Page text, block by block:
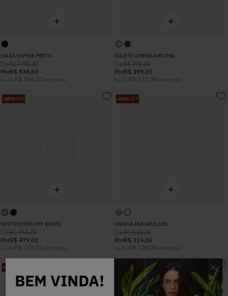
BEM VINDA!
CALÇA SOPHIE PRETO
DeR$ 1.198,00
PorR$ 838,60
ou 8 x R$ 104,82 sem juros
COLETE LORENA NATURAL
DeR$ 798,00
PorR$ 399,00
ou 3 x R$ 133,00 sem juros
-50%OFF
VESTIDO IRIS OFF WHITE
DeR$ 958,00
PorR$ 479,00
ou 4 x R$ 119,75 sem juros
-50%OFF
CAMISA ANA AZUL CIEL
DeR$ 648,00
PorR$ 324,00
ou 3 x R$ 108,00 sem juros
-50% OFF